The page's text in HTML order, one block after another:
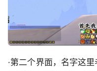
·第二个界面，名字这